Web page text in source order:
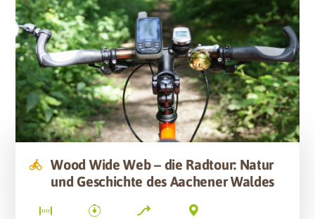
Wood Wide Web – die Radtour: Natur
und Geschichte des Aachener Waldes